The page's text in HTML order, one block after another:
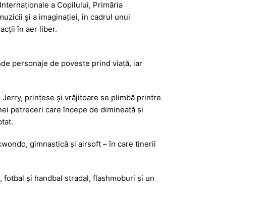
a Copilului, Primăria
și a imaginației, în cadrul unui
în aer liber.
personaje de poveste prind viață, iar
prințese și vrăjitoare se plimbă printre
petreceri care începe de dimineață și
gimnastică și airsoft – în care tinerii
și handbal stradal, flashmoburi și un